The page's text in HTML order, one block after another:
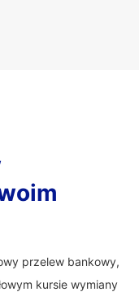
przelew bankowy,
kursie wymiany